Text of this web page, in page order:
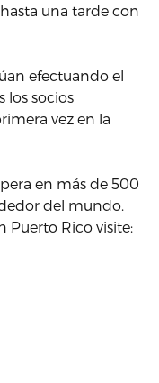
una tarde con
efectuando el
los socios
vez en la
en más de 500
del mundo.
Puerto Rico visite: